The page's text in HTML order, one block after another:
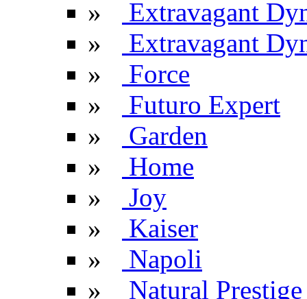
»
Extravagant
»
Extravagant
»
Force
»
Futuro Expert
»
Garden
»
Home
»
Joy
»
Kaiser
»
Napoli
»
Natural Prestige